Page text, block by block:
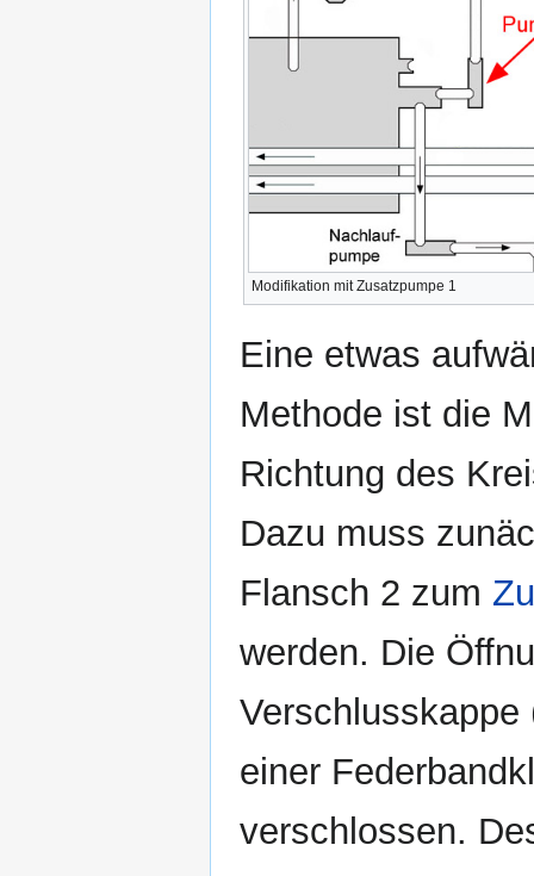
Modifikation mit Zusatzpumpe 1
Eine etwas
Methode ist die
Richtung des
Dazu muss
Flansch 2 zum
werden. Die
Verschlusskappe
einer
verschlossen.